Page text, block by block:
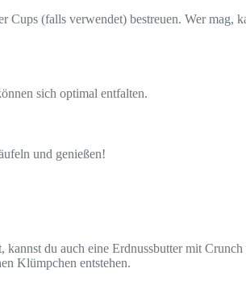
(falls verwendet) bestreuen. Wer mag,
sich optimal entfalten.
und genießen!
kannst du auch eine Erdnussbutter mit
Klümpchen entstehen.